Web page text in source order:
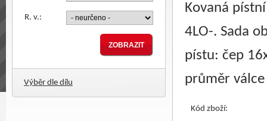
R. v.:
Výběr dle dílu
Kovaná
4LO-. Sada
pístu: čep
průměr
Kód zboží: